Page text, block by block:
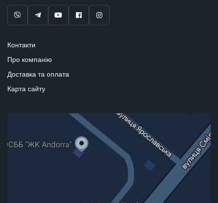
Контакти
Про компанію
Доставка та оплата
Карта сайту